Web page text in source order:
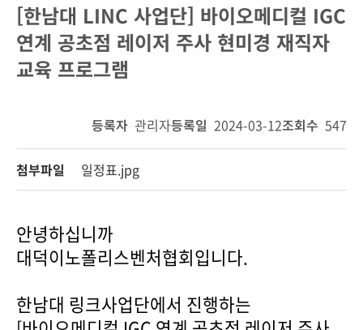
[한남대 LINC 사업단] 바이오메디컬 IGC
연계 공초점 레이저 주사 현미경 재직자
교육 프로그램
등록자 관리자등록일 2024-03-12조회수 547
첨부파일 일정표.jpg
안녕하십니까
대덕이노폴리스벤처협회입니다.
한남대 링크사업단에서 진행하는